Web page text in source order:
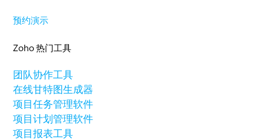
预约演示
Zoho 热门工具
团队协作工具
在线甘特图生成器
项目任务管理软件
项目计划管理软件
项目报表工具